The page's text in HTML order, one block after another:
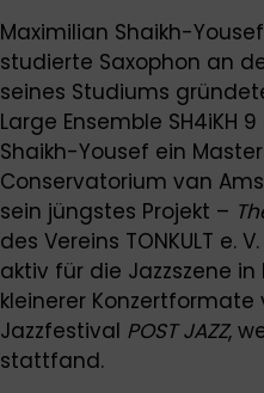
Maximilian Shaikh-
studierte Saxophon an
seines Studiums
Large Ensemble SH4iKH
Shaikh-Yousef ein
Conservatorium van
sein jüngstes Projekt –
des Vereins TONKULT e.
aktiv für die Jazzszene
kleinerer
Jazzfestival POST JAZZ,
stattfand.